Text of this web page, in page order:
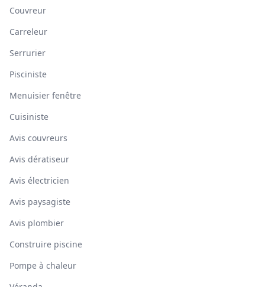
Couvreur
Carreleur
Serrurier
Pisciniste
Menuisier fenêtre
Cuisiniste
Avis couvreurs
Avis dératiseur
Avis électricien
Avis paysagiste
Avis plombier
Construire piscine
Pompe à chaleur